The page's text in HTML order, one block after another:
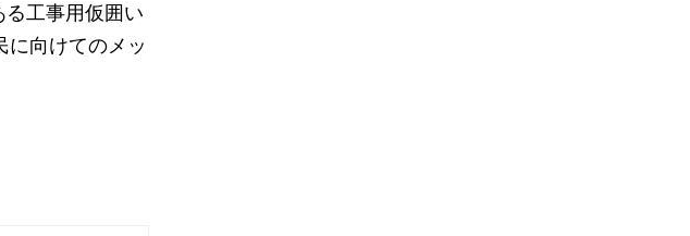
工事用仮囲い
に向けてのメッ